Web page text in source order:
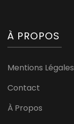
À PROPOS
Mentions Légales
Contact
À Propos